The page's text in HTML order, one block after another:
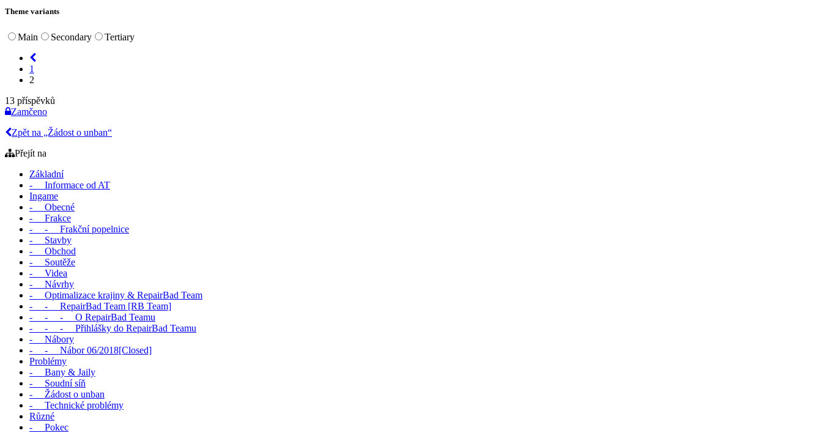
Theme variants
Main Secondary Tertiary
1
2
13 příspěvků
Zamčeno
Zpět na „Žádost o unban“
Přejít na
Základní
- Informace od AT
Ingame
- Obecné
- Frakce
- - Frakční popelnice
- Stavby
- Obchod
- Soutěže
- Videa
- Návrhy
- Optimalizace krajiny & RepairBad Team
- - RepairBad Team [RB Team]
- - - O RepairBad Teamu
- - - Přihlášky do RepairBad Teamu
- Nábory
- - Nábor 06/2018[Closed]
Problémy
- Bany & Jaily
- Soudní síň
- Žádost o unban
- Technické problémy
Různé
- Pokec